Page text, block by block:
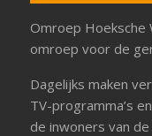
Omroep Hoeksche
omroep voor de
Dagelijks maken
TV-programma’s
de inwoners van